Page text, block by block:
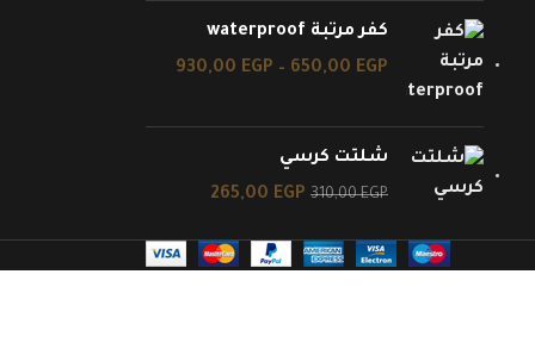
كفر مرتبة waterproof
650,00 EGP
–
930,00 EGP
شلتت كرسي
310,00EGP
265,00 EGP